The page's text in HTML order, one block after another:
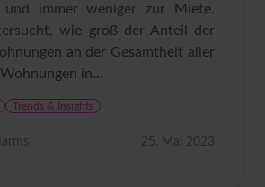
und immer weniger zur Miete.
wie groß der Anteil der
an der Gesamtheit aller
in...
Trends & Insights
25. Mai 2023